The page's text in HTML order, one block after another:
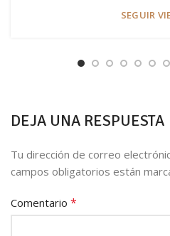
SEGUIR
DEJA UNA RESPUESTA
Tu dirección de correo
campos obligatorios están
Comentario *